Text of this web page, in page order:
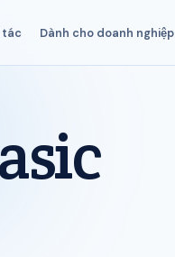
tác Dành cho doanh nghiệp